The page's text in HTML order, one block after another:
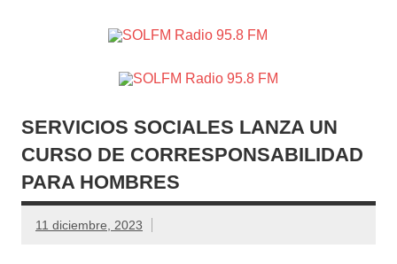
Crevillente, Radio en Vega Baja y Radio en el Medio
Vinalopó
SERVICIOS SOCIALES LANZA UN
CURSO DE CORRESPONSABILIDAD
PARA HOMBRES
11 diciembre, 2023